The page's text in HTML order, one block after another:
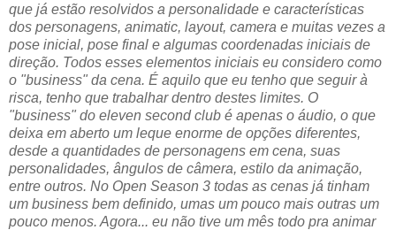
que já estão resolvidos a personalidade e características
dos personagens, animatic, layout, camera e muitas vezes a
pose inicial, pose final e algumas coordenadas iniciais de
direção. Todos esses elementos iniciais eu considero como
o "business" da cena. É aquilo que eu tenho que seguir à
risca, tenho que trabalhar dentro destes limites. O
"business" do eleven second club é apenas o áudio, o que
deixa em aberto um leque enorme de opções diferentes,
desde a quantidades de personagens em cena, suas
personalidades, ângulos de câmera, estilo da animação,
entre outros. No Open Season 3 todas as cenas já tinham
um business bem definido, umas um pouco mais outras um
pouco menos. Agora... eu não tive um mês todo pra animar